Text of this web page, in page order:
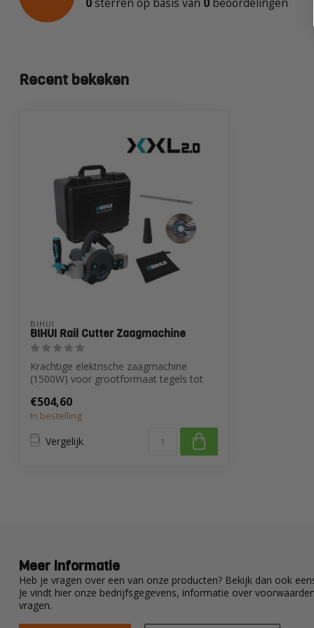
0 sterren op basis van 0 beoordelingen
Recent bekeken
BIHUI
BIHUI Rail Cutter Zaagmachine
Krachtige elektrische zaagmachine
(1500W) voor grootformaat tegels tot
€504,60
In bestelling
Vergelijk
Meer informatie
Heb je vragen over een van onze producten? Bekijk dan ook
Je vindt hier onze bedrijfsgegevens, informatie over
vragen.